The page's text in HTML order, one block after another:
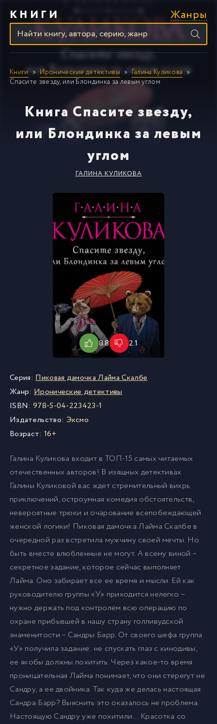
КНИГИ Жанры
Книги Иронические детективы
Галина Куликова
Спасите звезду, или Блондинка за левым углом
Книга Спасите звезду,
или Блондинка за левым
углом
ГАЛИНА КУЛИКОВА
8.8 2.1
Серия: Пиковая дамочка Лайма Скалбе
Жанр: Иронические детективы
ISBN: 978-5-04-223423-1
Издательство: Эксмо
Возраст: 16+
Галина Куликова входит в ТОП-15 самых читаемых
отечественных авторов! В изящных детективах
Галины Куликовой вас ждет стремительный вихрь
приключений, остроумная комедия обстоятельств,
невероятные трюки и очарование всепобеждающей
женской логики! Пиковая дамочка Лайма Скалбе в
очередной раз встретила мужчину своей мечты. Но
быть вместе влюбленные не могут. А всему виной –
секретное задание, которое сейчас выполняет
Лайма. Оно забирает все ее время и мысли. Ей как
руководителю группы «У» приходится нелегко –
нужно держать под контролем всю операцию по
охране прибывшей в нашу страну голливудской
знаменитости – Сандры Барр. От своего шефа группа
«У» получила задание: не спускать глаз с кинодивы,
ее якобы должны похитить. Через какое-то время
проницательная Лайма понимает, что они стерегут не
Сандру, а ее двойника. Так куда же делась настоящая
Сандра Барр? Выяснить это оказалось не проблема.
Настоящую Сандру уже похитили… Красотка со